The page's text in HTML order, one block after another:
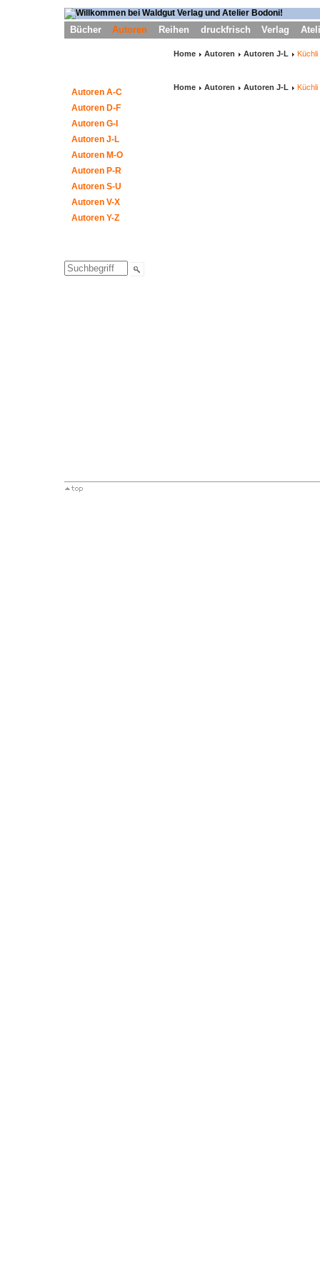
Bücher Autoren Reihen druckfrisch Verlag
Autoren A-C
Autoren D-F
Autoren G-I
Autoren J-L
Autoren M-O
Autoren P-R
Autoren S-U
Autoren V-X
Autoren Y-Z
Home Autoren Autoren J-L Küchli
Home Autoren Autoren J-L Küchli